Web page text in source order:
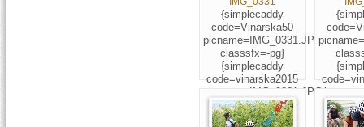
{simplecaddy
code=Vinarska50
picname=IMG_0331.JPG
classsfx=-pg}
{simplecaddy
code=vinarska2015
picname=IMG_0331.JPG
classsfx=-pg} 1031